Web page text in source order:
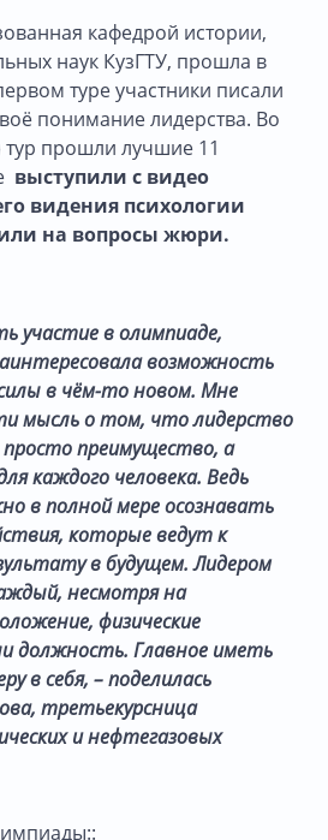
кафедрой истории,
наук КузГТУ, прошла в
туре участники писали
понимание лидерства. Во
прошли лучшие 11
выступили с видео
видения психологии
на вопросы жюри.
участие в олимпиаде,
возможность
в чём-то новом. Мне
мысль о том, что лидерство
просто преимущество, а
каждого человека. Ведь
в полной мере осознавать
которые ведут к
в будущем. Лидером
несмотря на
физические
должность. Главное иметь
в себя, – поделилась
третьекурсница
и нефтегазовых